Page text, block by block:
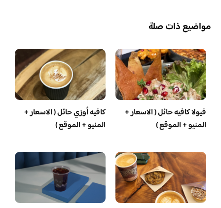
مواضيع ذات صلة
فيولا كافيه حائل ( الاسعار +
المنيو + الموقع )
كافيه أوزي حائل ( الاسعار +
المنيو + الموقع )